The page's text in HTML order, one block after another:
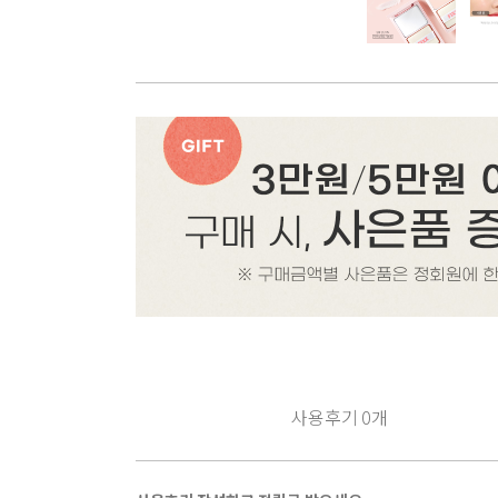
사용후기 0개